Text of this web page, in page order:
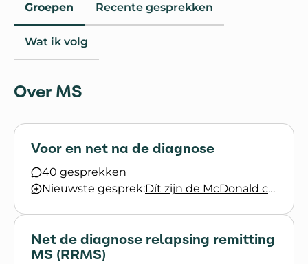
Groepen Recente gesprekken
Wat ik volg
Over MS
Voor en net na de diagnose
40 gesprekken
Nieuwste gesprek:
Dít zijn de McDonald criteria voor het stellen van de diagnose MS, versie 2024
Net de diagnose relapsing remitting
MS (RRMS)